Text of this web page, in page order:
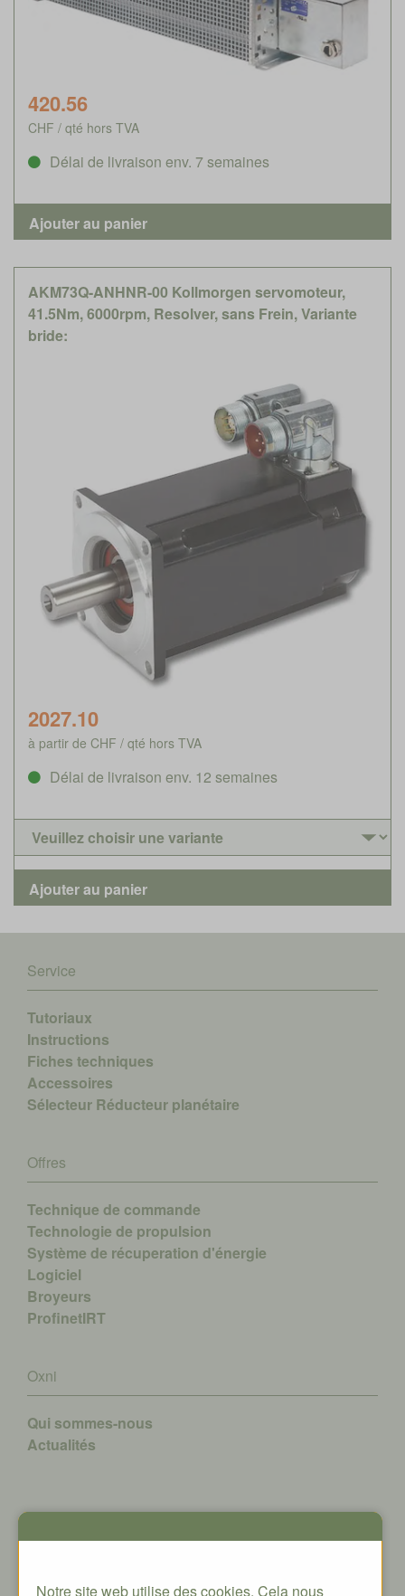
420.56
CHF / qté hors TVA
Délai de livraison env. 7 semaines
AKM73Q-ANHNR-00 Kollmorgen servomoteur,
41.5Nm, 6000rpm, Resolver, sans Frein, Variante
bride:
2027.10
à partir de CHF / qté hors TVA
Délai de livraison env. 12 semaines
Service
Tutoriaux
Instructions
Fiches techniques
Accessoires
Sélecteur Réducteur planétaire
Offres
Technique de commande
Technologie de propulsion
Système de récuperation d'énergie
Logiciel
Broyeurs
ProfinetIRT
Oxni
Qui sommes-nous
Actualités
Notre site web utilise des cookies. Cela nous